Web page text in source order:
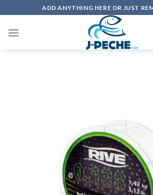
to
content
ADD ANYTHING HERE OR JUST